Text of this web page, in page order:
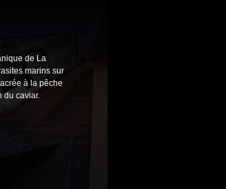
de La
marins sur
à la pêche
du caviar.